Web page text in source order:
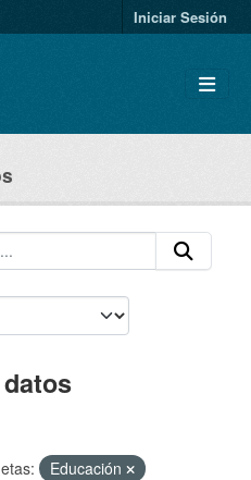
Iniciar Sesión
Educación